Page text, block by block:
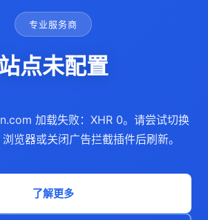
专业服务商
点未配置
加载失败：XHR 0。请尝试切换
览器或关闭广告拦截插件后刷新。
了解更多